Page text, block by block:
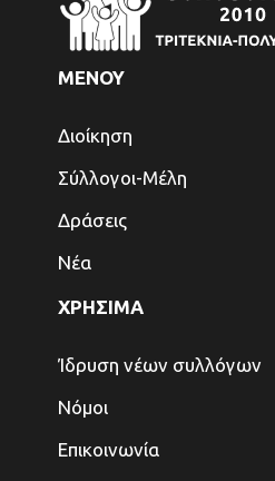
ΜΕΝΟΥ
Διοίκηση
Σύλλογοι-Μέλη
Δράσεις
Νέα
ΧΡΗΣΙΜΑ
Ίδρυση νέων συλλόγων
Νόμοι
Επικοινωνία